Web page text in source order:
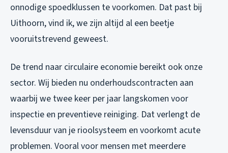
onnodige spoedklussen te voorkomen. Dat past bij
Uithoorn, vind ik, we zijn altijd al een beetje
vooruitstrevend geweest.
De trend naar circulaire economie bereikt ook onze
sector. Wij bieden nu onderhoudscontracten aan
waarbij we twee keer per jaar langskomen voor
inspectie en preventieve reiniging. Dat verlengt de
levensduur van je rioolsysteem en voorkomt acute
problemen. Vooral voor mensen met meerdere